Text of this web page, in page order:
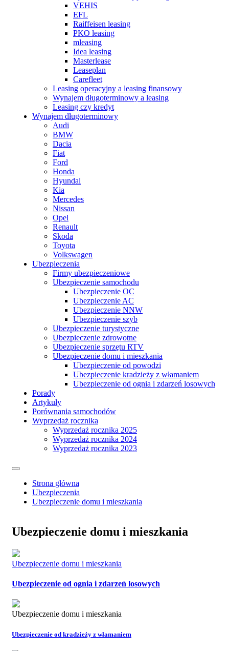
VEHIS
EFL
Raiffeisen leasing
PKO leasing
mleasing
Idea leasing
Masterlease
Leaseplan
Carefleet
Leasing operacyjny a leasing finansowy
Wynajem długoterminowy a leasing
Leasing czy kredyt
Wynajem długoterminowy
Audi
BMW
Dacia
Fiat
Ford
Honda
Hyundai
Kia
Mercedes
Nissan
Opel
Renault
Skoda
Toyota
Volkswagen
Ubezpieczenia
Firmy ubezpieczeniowe
Ubezpieczenie samochodu
Ubezpieczenie OC
Ubezpieczenie AC
Ubezpieczenie NNW
Ubezpieczenie szyb
Ubezpieczenie turystyczne
Ubezpieczenie zdrowotne
Ubezpieczenie sprzętu RTV
Ubezpieczenie domu i mieszkania
Ubezpieczenie od powodzi
Ubezpieczenie kradzieży z włamaniem
Ubezpieczenie od ognia i zdarzeń losowych
Porady
Artykuły
Porównania samochodów
Wyprzedaż rocznika
Wyprzedaż rocznika 2025
Wyprzedaż rocznika 2024
Wyprzedaż rocznika 2023
Strona główna
Ubezpieczenia
Ubezpieczenie domu i mieszkania
Ubezpieczenie domu i mieszkania
Ubezpieczenie domu i mieszkania
Ubezpieczenie od ognia i zdarzeń losowych
Ubezpieczenie domu i mieszkania
Ubezpieczenie od kradzieży z włamaniem